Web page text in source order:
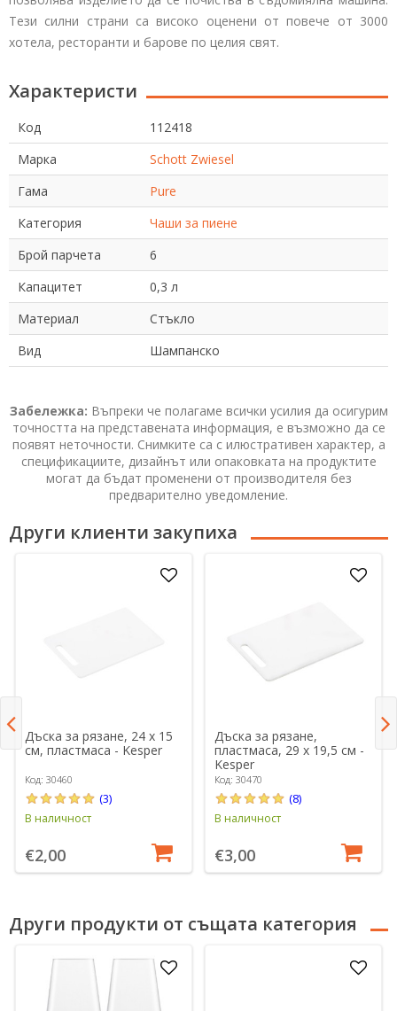
Тези силни страни са високо оценени от повече от 3000
хотела, ресторанти и барове по целия свят.
Характеристи
Код
112418
Марка
Schott Zwiesel
Гама
Pure
Категория
Чаши за пиене
Брой парчета
6
Капацитет
0,3 л
Материал
Стъкло
Вид
Шампанско
Забележка: Въпреки че полагаме всички усилия да осигурим
точността на представената информация, е възможно да се
появят неточности. Снимките са с илюстративен характер, а
спецификациите, дизайнът или опаковката на продуктите
могат да бъдат променени от производителя без
предварително уведомление.
Други клиенти закупиха
Дъска за рязане, 24 х 15
см, пластмаса - Kesper
Код: 30460
(3)
В наличност
€2,00
Дъска за рязане,
пластмаса, 29 х 19,5 см -
Kesper
Код: 30470
(8)
В наличност
€3,00
Други продукти от същата категория